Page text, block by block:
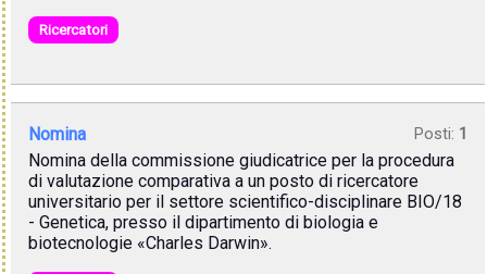
Ricercatori
Nomina Posti: 1
Nomina della commissione giudicatrice per la procedura
di valutazione comparativa a un posto di ricercatore
universitario per il settore scientifico-disciplinare BIO/18
- Genetica, presso il dipartimento di biologia e
biotecnologie «Charles Darwin».